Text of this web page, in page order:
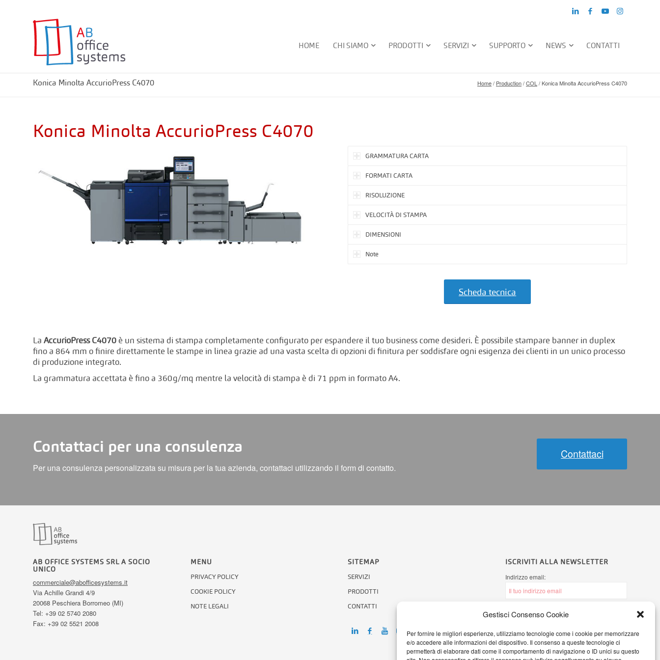
Gestisci Consenso Cookie
Per fornire le migliori esperienze, utilizziamo tecnologie come i cookie per memorizzare
e/o accedere alle informazioni del dispositivo. Il consenso a queste tecnologie ci
permetterà di elaborare dati come il comportamento di navigazione o ID unici su questo
HOME CHI SIAMO PRODOTTI SERVIZI SUPPORTO NEWS CONTATTI
Konica Minolta AccurioPress C4070 Home/ Production/COL /Konica Minolta AccurioPress C4070
Konica Minolta AccurioPress C4070
GRAMMATURA CARTA
FORMATI CARTA
RISOLUZIONE
VELOCITÀ DI STAMPA
DIMENSIONI
Note
Scheda tecnica
La AccurioPress C4070è un sistema di stampa completamente configurato per espandere il tuo business come desideri. È possibile stampare banner in duplex
fino a 864 mm o finire direttamente le stampe in linea grazie ad una vasta scelta di opzioni di finitura per soddisfare ogni esigenza dei clienti in un unico processo
di produzione integrato.
La grammatura accettata è fino a 360g/mq mentre la velocità di stampa è di 71 ppm in formato A4.
Contattaci per una consulenza
Per una consulenza personalizzata su misura per la tua azienda, contattaci utilizzando il form di contatto.
Contattaci
AB OFFICE SYSTEMS SRL A SOCIO
UNICO
commerciale@abofficesystems.it
Via Achille Grandi 4/9
20068 Peschiera Borromeo (MI)
Tel: +39 02 5740 2080
Fax: +39 02 5521 2008
MENU
PRIVACY POLICY
COOKIE POLICY
NOTE LEGALI
SITEMAP
SERVIZI
PRODOTTI
CONTATTI
ISCRIVITI ALLA NEWSLETTER
Indirizzo email:
Ho letto l'informativa sulla Privacy
miei dati personali secondo il Regolamento
(UE) 2016/679